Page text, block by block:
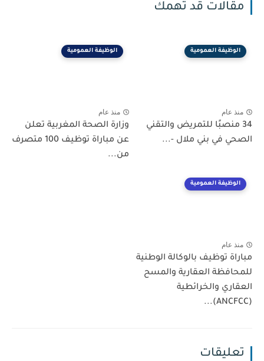
مقالات قد تهمك
الوظيفة العمومية
منذ عام
34 منصبًا للتمريض والتقني
الصحي في بني ملال -...
الوظيفة العمومية
منذ عام
وزارة الصحة المغربية تعلن
عن مباراة توظيف 100 متصرف
من...
الوظيفة العمومية
منذ عام
مباراة توظيف بالوكالة الوطنية
للمحافظة العقارية والمسح
العقاري والخرائطية
(ANCFCC)...
تعليقات